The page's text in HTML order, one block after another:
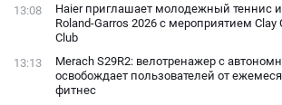
13:08
Haier приглашает молодежный теннис
Roland-Garros 2026 с мероприятием Clay
Club
13:13
Merach S29R2: велотренажер с
освобождает пользователей от
фитнес